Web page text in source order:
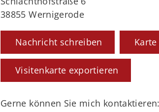
38855 Wernigerode
Nachricht schreiben
Visitenkarte exportieren
Gerne können Sie mich kontaktieren: